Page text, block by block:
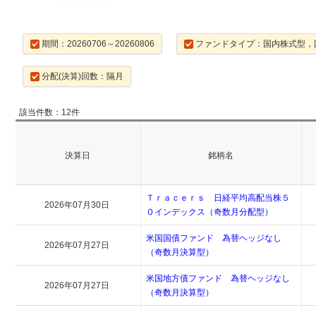
期間：20260706～20260806 ファンドタイプ：国内株式型
分配(決算)回数：隔月
該当件数：12件
決算日 銘柄名
2026年07月30日
Ｔｒａｃｅｒｓ 日経平均高配当株５
０インデックス（奇数月分配型）
2026年07月27日
米国国債ファンド 為替ヘッジなし
（奇数月決算型）
2026年07月27日
米国地方債ファンド 為替ヘッジなし
（奇数月決算型）